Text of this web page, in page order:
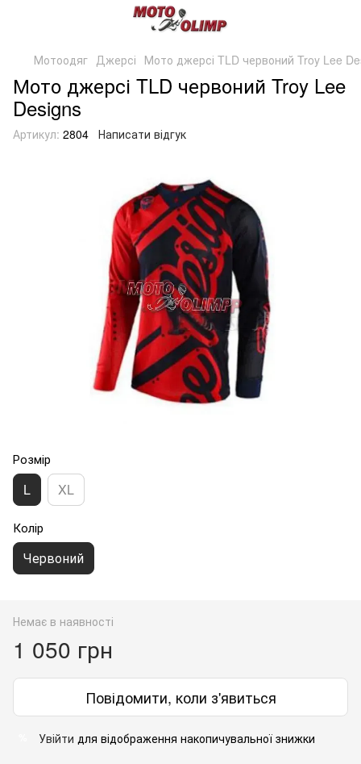
Мотоодяг Джерсі Мото джерсі TLD червоний Troy Lee
Мото джерсі TLD червоний Troy Lee
Designs
Артикул: 2804 Написати відгук
Розмір
L XL
Колір
Червоний
Немає в наявності
1 050 грн
Повідомити, коли з'явиться
Увійти для відображення накопичувальної знижки